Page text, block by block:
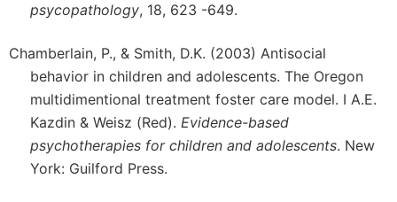
psycopathology, 18, 623 -649.
Chamberlain, P., & Smith, D.K. (2003) Antisocial
behavior in children and adolescents. The Oregon
multidimentional treatment foster care model. I A.E.
Kazdin & Weisz (Red). Evidence-based
psychotherapies for children and adolescents. New
York: Guilford Press.